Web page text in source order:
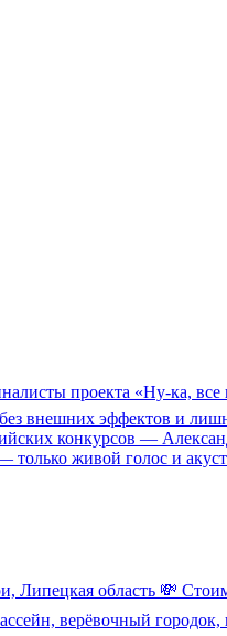
проекта «Ну-ка, все
без внешних эффектов и
конкурсов —
живой голос и
Липецкая область 💸
верёвочный городок,